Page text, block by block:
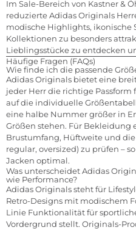
Im Sale-Bereich von Kastner &
reduzierte Adidas Originals
modische Highlights, ikonische
Kollektionen zu besonders
Lieblingsstücke zu entdecken
Häufige Fragen (FAQs)
Wie finde ich die passende
Adidas Originals bietet eine
jeder Herr die richtige Passform
auf die individuelle
eine halbe Nummer größer in
Größen stehen. Für Bekleidung
Brustumfang, Hüftweite und
regular, oversized) zu prüfen –
Jacken optimal.
Was unterscheidet Adidas
wie Performance?
Adidas Originals steht für
Retro-Designs mit modischem
Linie Funktionalität für
Vordergrund stellt. Originals-